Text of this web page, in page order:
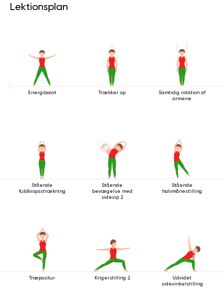
Lektionsplan
Energiboost Trækker op
Samtidig rotation af
armene
Stående
fuldkropsstrækning
Stående
bevægelse med
sidevip 2
Stående
halvmånestilling
Træpositur Krigerstilling 2
Udvidet
sidevinkelstilling